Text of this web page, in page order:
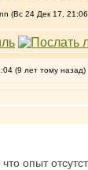
(Вс 24 Дек 17,
(9 лет тому назад)
опыт